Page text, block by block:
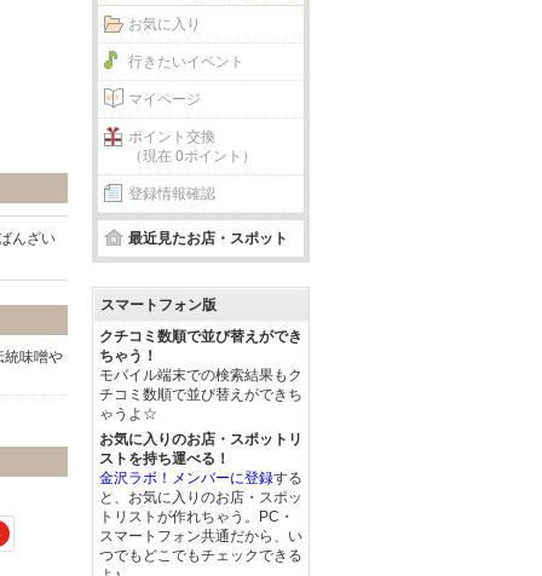
んざい
統味噌や
お気に入り
行きたいイベント
マイページ
ポイント交換
（現在 0ポイント）
登録情報確認
最近見たお店・スポット
スマートフォン版
クチコミ数順で並び替えができ
ちゃう！
モバイル端末での検索結果もク
チコミ数順で並び替えができち
ゃうよ☆
お気に入りのお店・スポットリ
ストを持ち運べる！
金沢ラボ！メンバーに登録する
と、お気に入りのお店・スポッ
トリストが作れちゃう。PC・
スマートフォン共通だから、い
つでもどこでもチェックできる